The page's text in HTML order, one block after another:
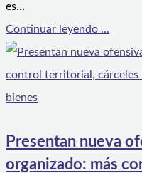
es…
Continuar leyendo ...
Presentan nueva
organizado: más